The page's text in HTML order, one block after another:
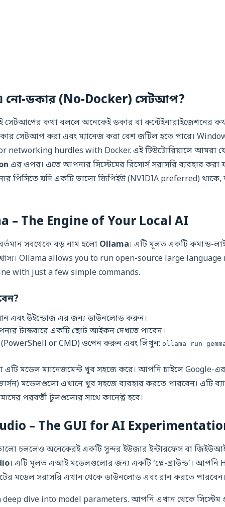
নো-ডকার (No-Docker) সেটআপ?
কথা বললে অনেকেই ডকার বা কন্টেইনারাইজেশনের
সেটআপ করা এবং ম্যানেজ করা বেশ জটিল হতে পারে।
networking hurdles with Docker. এই টিউটোরিয়ালে আমরা
এর ওপর। এতে আপনার সিস্টেমের রিসোর্স সরাসরি ব্যবহার করা
পিসিতে যদি একটি ভালো জিপিইউ (NVIDIA preferred)
– The Engine of Your Local AI
সবথেকে বড় নাম হলো Ollama। এটি মূলত একটি কমান্ড-
Ollama allows you to run open-source large language
with just a few simple commands.
এবং উইন্ডোজ এর জন্য ডাউনলোড করুন।
টাস্কবারে একটি ছোট আইকন দেখতে পাবেন।
or CMD) ওপেন করুন এবং লিখুন: ollama run
এটি মডেল ম্যানেজমেন্ট খুব সহজে করে। আপনি চাইলে Google-
মডেলগুলো এখানে খুব সহজে ব্যবহার করতে পারবেন। এটি
পরবর্তী টুলগুলোর সাথে কানেক্ট হবে।
– The GUI for AI
চললেও অনেকেরই একটি সুন্দর ইউজার ইন্টারফেস বা
। এটি মূলত এআই মডেলগুলোর জন্য একটি ‘প্লে-গ্রাউন্ড’। আপনি
মডেল সরাসরি এখান থেকে ডাউনলোড এবং রান করতে
dive into model parameters. আপনি এখান থেকে সিস্টেম